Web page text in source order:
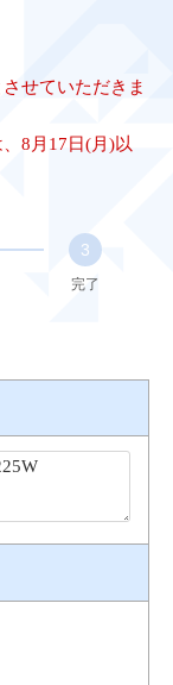
せていただきま
8月17日(月)以
3
完了